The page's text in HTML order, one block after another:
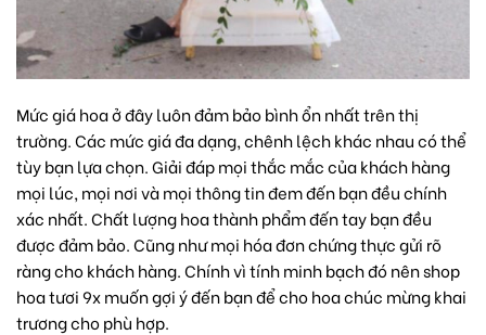
Mức giá hoa ở đây luôn đảm bảo bình ổn nhất trên thị
trường. Các mức giá đa dạng, chênh lệch khác nhau có thể
tùy bạn lựa chọn. Giải đáp mọi thắc mắc của khách hàng
mọi lúc, mọi nơi và mọi thông tin đem đến bạn đều chính
xác nhất. Chất lượng hoa thành phẩm đến tay bạn đều
được đảm bảo. Cũng như mọi hóa đơn chứng thực gửi rõ
ràng cho khách hàng. Chính vì tính minh bạch đó nênshop
hoa tươi 9xmuốn gợi ý đến bạn để cho hoa chúc mừng khai
trương cho phù hợp.